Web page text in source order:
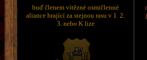
buď členem vítězné osmičlenné
aliance hrající za stejnou rasu v 1. 2.
3. nebo K lize